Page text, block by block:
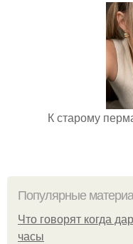
К старому
Популярные
Что говорят когда
часы